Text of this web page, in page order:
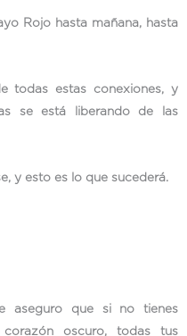
Rojo hasta mañana, hasta
todas estas conexiones, y
se está liberando de las
y esto es lo que sucederá.
aseguro que si no tienes
oscuro, todas tus